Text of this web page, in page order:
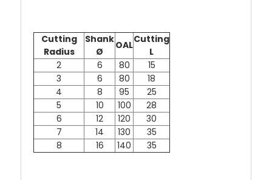
Cutting
Radius
Shank
Ø
OALCutting
L
2
6 80
15
3
6 80
18
4
8 95
25
5
10 100
28
6
12 120
30
7
14 130
35
8
16 140 35